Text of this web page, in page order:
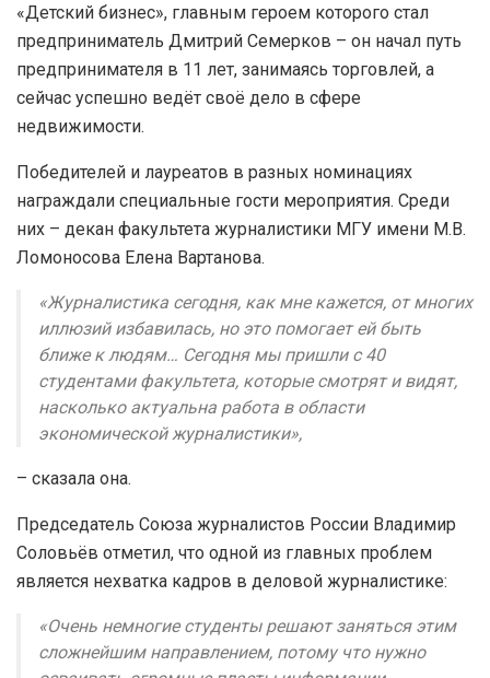
«Детский бизнес», главным героем которого стал
предприниматель Дмитрий Семерков – он начал путь
предпринимателя в 11 лет, занимаясь торговлей, а
сейчас успешно ведёт своё дело в сфере
недвижимости.
Победителей и лауреатов в разных номинациях
награждали специальные гости мероприятия. Среди
них – декан факультета журналистики МГУ имени М.В.
Ломоносова Елена Вартанова.
«Журналистика сегодня, как мне кажется, от многих
иллюзий избавилась, но это помогает ей быть
ближе к людям… Сегодня мы пришли с 40
студентами факультета, которые смотрят и видят,
насколько актуальна работа в области
экономической журналистики»,
– сказала она.
Председатель Союза журналистов России Владимир
Соловьёв отметил, что одной из главных проблем
является нехватка кадров в деловой журналистике:
«Очень немногие студенты решают заняться этим
сложнейшим направлением, потому что нужно